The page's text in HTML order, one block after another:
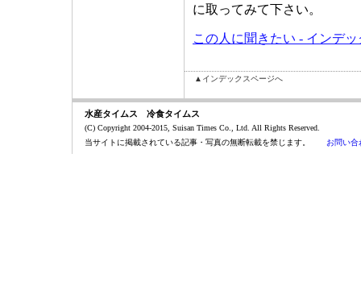
に取ってみて下さい。
この人に聞きたい - インデ
▲インデックスページへ
水産タイムス 冷食タイムス
(C) Copyright 2004-2015, Suisan Times Co., Ltd. All Rights Reserved.
当サイトに掲載されている記事・写真の無断転載を禁じます。 お問い合